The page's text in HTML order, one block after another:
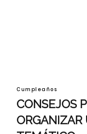
Cumpleaños
CONSEJOS